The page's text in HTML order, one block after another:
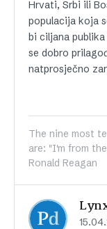
Hrvati, Srbi ili
populacija koja
bi ciljana
se dobro
natprosječno
The nine most
are: "I'm from
Ronald Reagan